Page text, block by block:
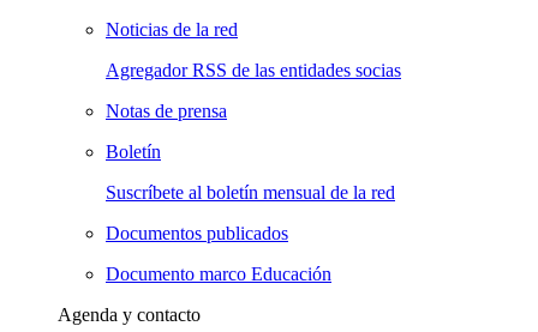
Noticias de la red
Agregador RSS de las entidades socias
Notas de prensa
Boletín
Suscríbete al boletín mensual de la red
Documentos publicados
Documento marco Educación
Agenda y contacto